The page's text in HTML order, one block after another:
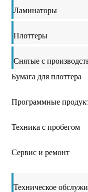
Ламинаторы
Плоттеры
Снятые с
Бумага для плоттера
Программные
Техника с пробегом
Сервис и ремонт
Техническое